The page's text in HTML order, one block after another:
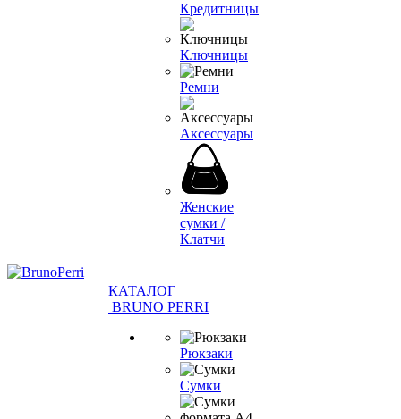
Кредитницы
Ключницы
Ремни
Аксессуары
Женские
сумки /
Клатчи
КАТАЛОГ
BRUNO PERRI
Рюкзаки
Сумки